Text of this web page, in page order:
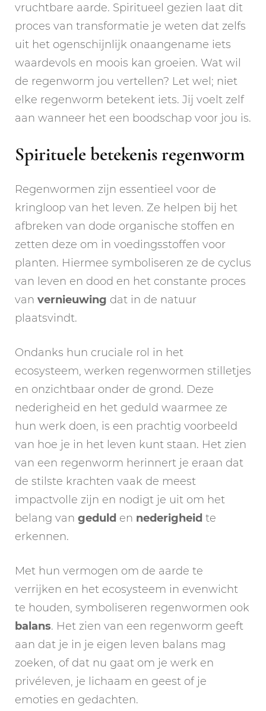
vruchtbare aarde. Spiritueel gezien laat dit
proces van transformatie je weten dat zelfs
uit het ogenschijnlijk onaangename iets
waardevols en moois kan groeien. Wat wil
de regenworm jou vertellen? Let wel; niet
elke regenworm betekent iets. Jij voelt zelf
aan wanneer het een boodschap voor jou is.
Spirituele betekenis regenworm
Regenwormen zijn essentieel voor de
kringloop van het leven. Ze helpen bij het
afbreken van dode organische stoffen en
zetten deze om in voedingsstoffen voor
planten. Hiermee symboliseren ze de cyclus
van leven en dood en het constante proces
van vernieuwing dat in de natuur
plaatsvindt.
Ondanks hun cruciale rol in het
ecosysteem, werken regenwormen stilletjes
en onzichtbaar onder de grond. Deze
nederigheid en het geduld waarmee ze
hun werk doen, is een prachtig voorbeeld
van hoe je in het leven kunt staan. Het zien
van een regenworm herinnert je eraan dat
de stilste krachten vaak de meest
impactvolle zijn en nodigt je uit om het
belang van geduld en nederigheid te
erkennen.
Met hun vermogen om de aarde te
verrijken en het ecosysteem in evenwicht
te houden, symboliseren regenwormen ook
balans. Het zien van een regenworm geeft
aan dat je in je eigen leven balans mag
zoeken, of dat nu gaat om je werk en
privéleven, je lichaam en geest of je
emoties en gedachten.